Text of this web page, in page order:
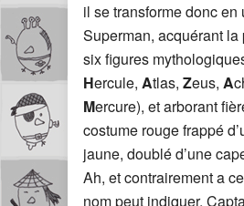
il se transforme donc en
Superman, acquérant
six figures
Hercule, Atlas, Zeus, A
Mercure), et arborant
costume rouge frappé
jaune, doublé d’une
Ah, et contrairement a
nom peut indiquer,